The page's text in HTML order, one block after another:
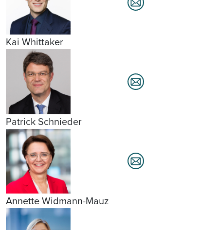
Kai Whittaker
Patrick Schnieder
Annette Widmann-Mauz